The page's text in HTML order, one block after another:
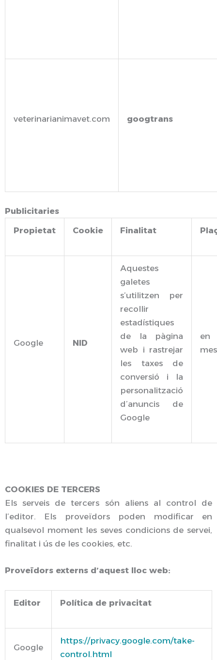
veterinarianimavet.com googtrans
Publicitaries
Propietat
Cookie Finalitat
Google NID
Aquestes
galetes
s’utilitzen per
recollir
estadístiques
de la pàgina
web i rastrejar
les taxes de
conversió i la
personalització
d’anuncis de
Google
en
COOKIES DE TERCERS
Els serveis de tercers són aliens al control de
l’editor. Els proveïdors poden modificar en
qualsevol moment les seves condicions de servei,
finalitat i ús de les cookies, etc.
Proveïdors externs d’aquest lloc web:
Editor Política de privacitat
Google
https://privacy.google.com/take-
control.html